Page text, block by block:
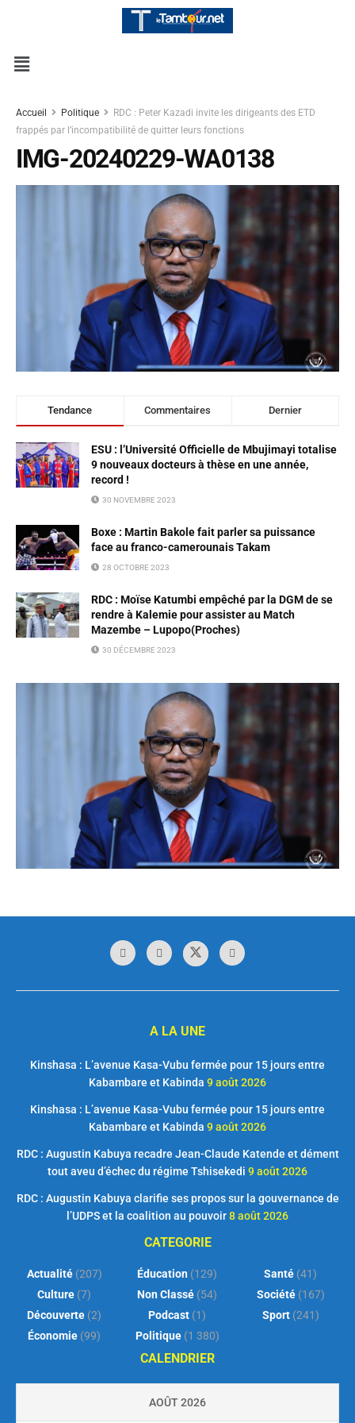
Accueil Politique
RDC : Peter Kazadi invite les dirigeants des ETD
frappés par l’incompatibilité de quitter leurs fonctions
IMG-20240229-WA0138
Tendance Commentaires Dernier
ESU : l’Université Officielle de Mbujimayi totalise
9 nouveaux docteurs à thèse en une année,
record !
30 NOVEMBRE 2023
Boxe : Martin Bakole fait parler sa puissance
face au franco-camerounais Takam
28 OCTOBRE 2023
RDC : Moïse Katumbi empêché par la DGM de se
rendre à Kalemie pour assister au Match
Mazembe – Lupopo(Proches)
30 DÉCEMBRE 2023
A LA UNE
Kinshasa : L’avenue Kasa-Vubu fermée pour 15 jours entre
Kabambare et Kabinda 9 août 2026
Kinshasa : L’avenue Kasa-Vubu fermée pour 15 jours entre
Kabambare et Kabinda 9 août 2026
RDC : Augustin Kabuya recadre Jean-Claude Katende et dément
tout aveu d’échec du régime Tshisekedi 9 août 2026
RDC : Augustin Kabuya clarifie ses propos sur la gouvernance de
l’UDPS et la coalition au pouvoir8 août 2026
CATEGORIE
Actualité(207)
Culture (7)
Découverte (2)
Économie (99)
Éducation (129)
Non Classé (54)
Podcast (1)
Politique(1 380)
Santé (41)
Société(167)
Sport(241)
CALENDRIER
AOÛT 2026